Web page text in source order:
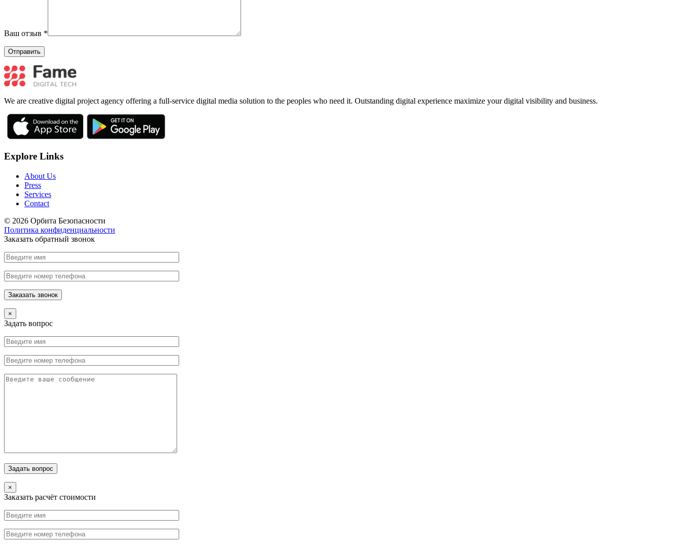
Ваш отзыв *
We are creative digital project agency offering a full-service digital media solution to the peoples who need it. Outstanding digital experience maximize your digital visibility and business.
Explore Links
About Us
Press
Services
Contact
© 2026 Орбита Безопасности
Политика конфиденциальности
Заказать обратный звонок
×
Задать вопрос
×
Заказать расчёт стоимости